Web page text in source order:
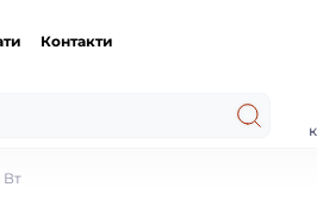
Контакти
Вт